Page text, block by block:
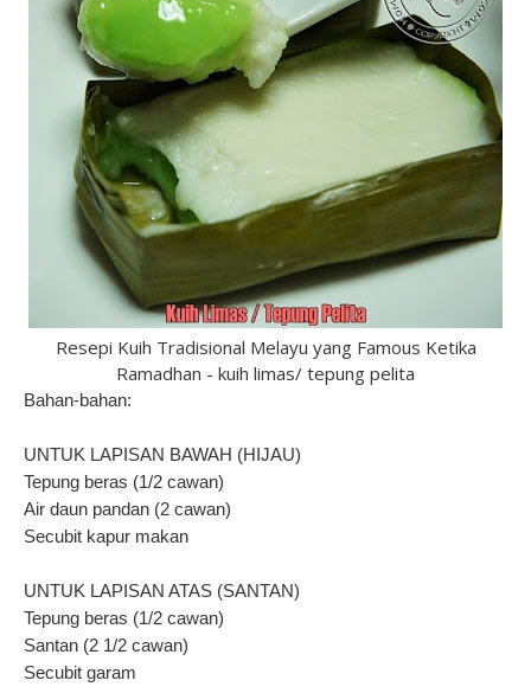
Resepi Kuih Tradisional Melayu yang Famous Ketika
Ramadhan - kuih limas/ tepung pelita
Bahan-bahan:
UNTUK LAPISAN BAWAH (HIJAU)
Tepung beras (1/2 cawan)
Air daun pandan (2 cawan)
Secubit kapur makan
UNTUK LAPISAN ATAS (SANTAN)
Tepung beras (1/2 cawan)
Santan (2 1/2 cawan)
Secubit garam